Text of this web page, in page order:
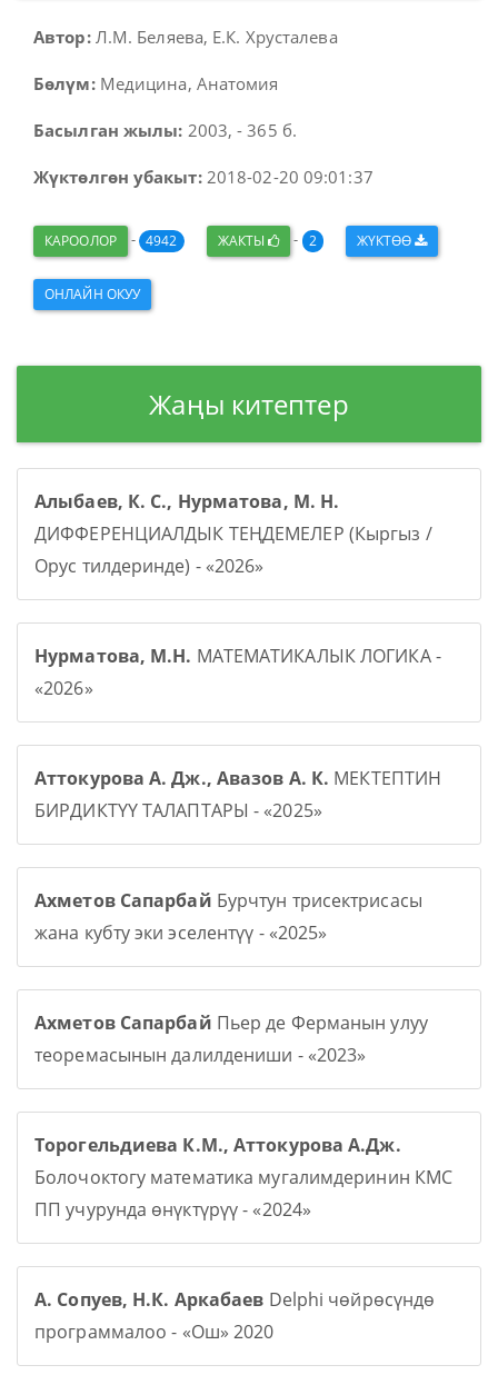
Автор:Л.М. Беляева, Е.К. Хрусталева
Бөлүм:Медицина, Анатомия
Басылган жылы: 2003, - 365 б.
Жүктөлгөн убакыт:2018-02-20 09:01:37
КАРООЛОР - 4942 ЖАКТЫ - 2 ЖҮКТӨӨ
ОНЛАЙН ОКУУ
Жаңы китептер
Алыбаев, К. С., Нурматова, М. Н.
ДИФФЕРЕНЦИАЛДЫК ТЕҢДЕМЕЛЕР (Кыргыз /
Орус тилдеринде) - «2026»
Нурматова, М.Н. МАТЕМАТИКАЛЫК ЛОГИКА -
«2026»
Аттокурова А. Дж., Авазов А. К. МЕКТЕПТИН
БИРДИКТҮҮ ТАЛАПТАРЫ - «2025»
Ахметов Сапарбай Бурчтун трисектрисасы
жана кубту эки эселентүү - «2025»
Ахметов Сапарбай Пьер де Ферманын улуу
теоремасынын далилдениши - «2023»
Торогельдиева К.М., Аттокурова А.Дж.
Болочоктогу математика мугалимдеринин КМС
ПП учурунда өнүктүрүү - «2024»
А. Сопуев, Н.К. Аркабаев Delphi чөйрөсүндө
программалоо - «Ош» 2020